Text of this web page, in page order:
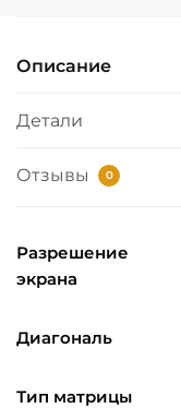
Описание
Детали
Отзывы 0
Разрешение
экрана
Диагональ
Тип матрицы